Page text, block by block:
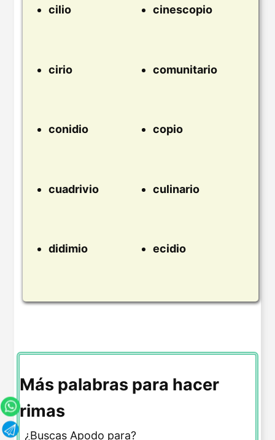
cilio cinescopio
cirio comunitario
conidio copio
cuadrivio culinario
didimio ecidio
Más palabras para hacer
rimas
¿Buscas Apodo para?